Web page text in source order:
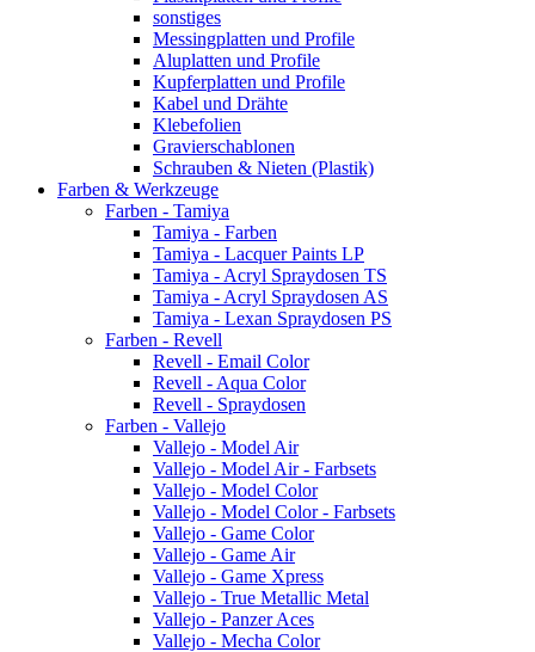
sonstiges
Messingplatten und Profile
Aluplatten und Profile
Kupferplatten und Profile
Kabel und Drähte
Klebefolien
Gravierschablonen
Schrauben & Nieten (Plastik)
Farben & Werkzeuge
Farben - Tamiya
Tamiya - Farben
Tamiya - Lacquer Paints LP
Tamiya - Acryl Spraydosen TS
Tamiya - Acryl Spraydosen AS
Tamiya - Lexan Spraydosen PS
Farben - Revell
Revell - Email Color
Revell - Aqua Color
Revell - Spraydosen
Farben - Vallejo
Vallejo - Model Air
Vallejo - Model Air - Farbsets
Vallejo - Model Color
Vallejo - Model Color - Farbsets
Vallejo - Game Color
Vallejo - Game Air
Vallejo - Game Xpress
Vallejo - True Metallic Metal
Vallejo - Panzer Aces
Vallejo - Mecha Color